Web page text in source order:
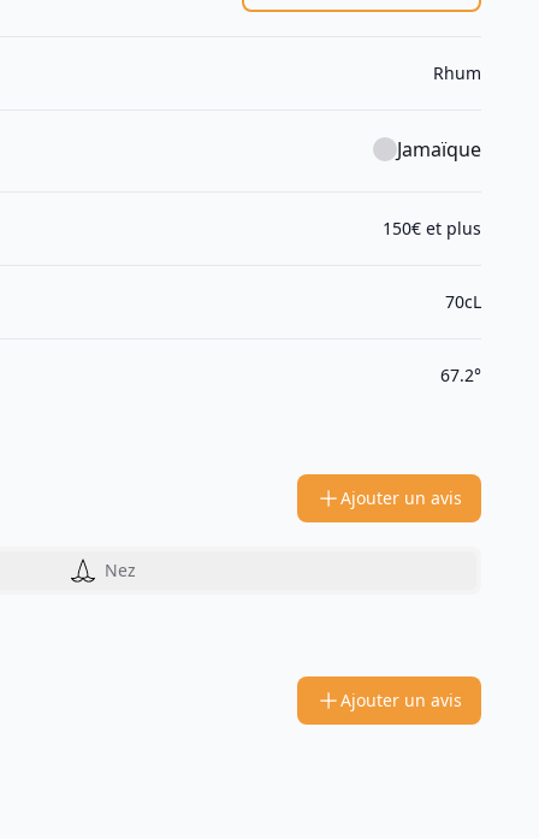
Rhum
Jamaïque
150€ et plus
70cL
67.2°
Ajouter un avis
Nez
Ajouter un avis